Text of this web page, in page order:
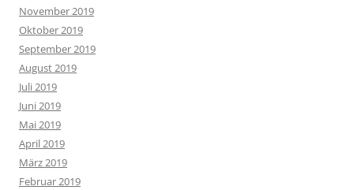
November 2019
Oktober 2019
September 2019
August 2019
Juli 2019
Juni 2019
Mai 2019
April 2019
März 2019
Februar 2019